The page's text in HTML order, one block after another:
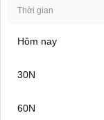
Thời gian
Hôm nay
30N
60N